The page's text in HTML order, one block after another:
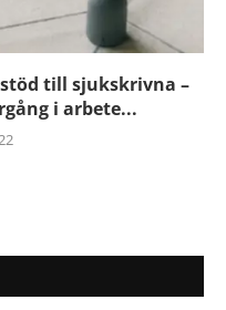
till sjukskrivna –
i arbete...